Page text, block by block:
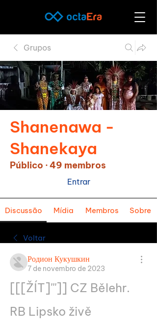
Grupos
Shanenawa -
Shanekaya
Público ·49 membros
Entrar
Discussão Mídia Membros Sobre
Voltar
Родион Кукушкин
7 de novembro de 2023
[[[ŽÍT]''']] CZ Bělehr.
RB Lipsko živě